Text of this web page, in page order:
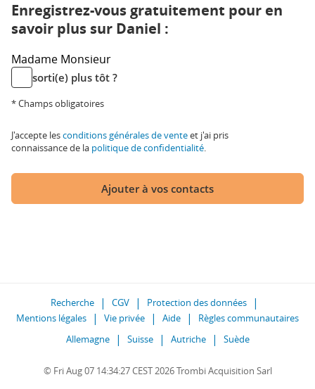
Enregistrez-vous gratuitement pour en
savoir plus sur Daniel :
Madame Monsieur
sorti(e) plus tôt ?
* Champs obligatoires
J'accepte lesconditions générales de venteet j'ai pris
connaissance de la politique de confidentialité.
Ajouter à vos contacts
Recherche CGV
Protection des données
Mentions légales
Vie privée Aide
Règles communautaires
Allemagne
Suisse Autriche Suède
© Fri Aug 07 14:34:27 CEST 2026 Trombi Acquisition Sarl